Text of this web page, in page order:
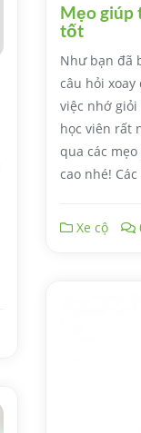
Mẹo giúp
tốt
Như bạn đã
câu hỏi
việc nhớ giỏi
học viên rất
qua các
cao nhé!
Xe cộ